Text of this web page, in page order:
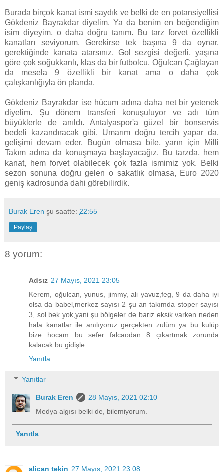
Burada birçok kanat ismi saydık ve belki de en potansiyellisi
Gökdeniz Bayrakdar diyelim. Ya da benim en beğendiğim
isim diyeyim, o daha doğru tanım. Bu tarz forvet özellikli
kanatları seviyorum. Gerekirse tek başına 9 da oynar,
gerektiğinde kanata atarsınız. Gol sezgisi değerli, yaşına
göre çok soğukkanlı, klas da bir futbolcu. Oğulcan Çağlayan
da mesela 9 özellikli bir kanat ama o daha çok
çalışkanlığıyla ön planda.
Gökdeniz Bayrakdar ise hücum adına daha net bir yetenek
diyelim. Şu dönem transferi konuşuluyor ve adı tüm
büyüklerle de anıldı. Antalyaspor'a güzel bir bonservis
bedeli kazandıracak gibi. Umarım doğru tercih yapar da,
gelişimi devam eder. Bugün olmasa bile, yarın için Milli
Takım adına da konuşmaya başlayacağız. Bu tarzda, hem
kanat, hem forvet olabilecek çok fazla ismimiz yok. Belki
sezon sonuna doğru gelen o sakatlık olmasa, Euro 2020
geniş kadrosunda dahi görebilirdik.
Burak Eren şu saatte: 22:55
Paylaş
8 yorum:
Adsız 27 Mayıs, 2021 23:05
Kerem, oğulcan, yunus, jimmy, ali yavuz,feg, 9 da daha iyi
olsa da babel,merkez sayısı 2 şu an takımda stoper sayısı
3, sol bek yok,yani şu bölgeler de bariz eksik varken neden
hala kanatlar ile anılıyoruz gerçekten zulüm ya bu kulüp
bize hocam bu sefer falcaodan 8 çıkartmak zorunda
kalacak bu gidişle..
Yanıtla
Yanıtlar
Burak Eren
28 Mayıs, 2021 02:10
Medya algısı belki de, bilemiyorum.
Yanıtla
alican tekin 27 Mayıs, 2021 23:08